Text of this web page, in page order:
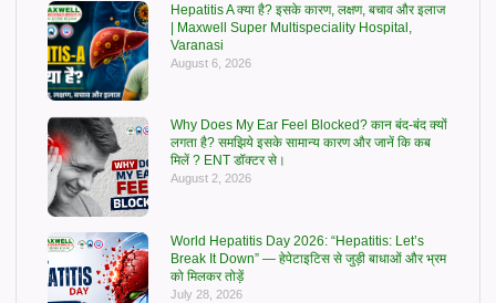
Hepatitis A क्या है? इसके कारण, लक्षण, बचाव और इलाज
| Maxwell Super Multispeciality Hospital,
Varanasi
August 6, 2026
Why Does My Ear Feel Blocked? कान बंद-बंद क्यों
लगता है? समझिये इसके सामान्य कारण और जानें कि कब
मिलें ? ENT डॉक्टर से।
August 2, 2026
World Hepatitis Day 2026: “Hepatitis: Let’s
Break It Down” — हेपेटाइटिस से जुड़ी बाधाओं और भ्रम
को मिलकर तोड़ें
July 28, 2026